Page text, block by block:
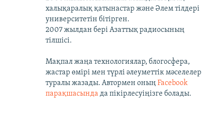
халықаралық қатынастар және Әлем тілдері
университетін бітірген.
2007 жылдан бері Азаттық радиосының
тілшісі.
Мақпал жаңа технологиялар, блогосфера,
жастар өмірі мен түрлі әлеуметтік мәселелер
туралы жазады. Автормен оныңFacebook
парақшасында да пікірлесуіңізге болады.